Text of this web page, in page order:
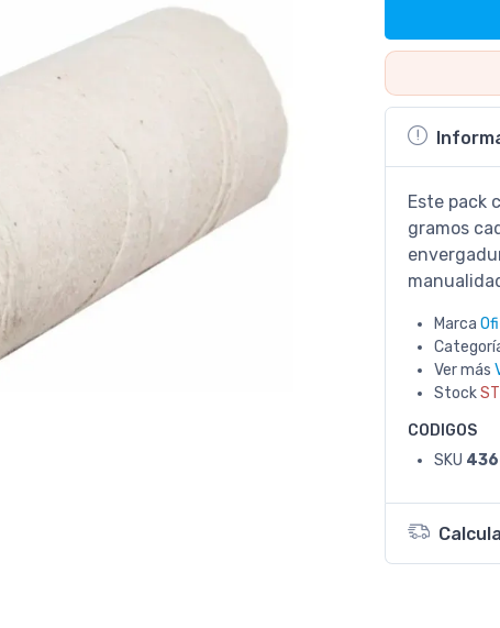
Este pack
gramos
Marca
Ver más
Stock
CODIGOS
SKU